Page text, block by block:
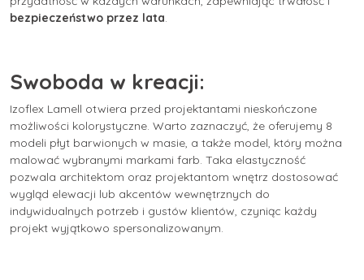
bezpieczeństwo przez lata.
Swoboda w kreacji:
Izoflex Lamell otwiera przed projektantami nieskończone
możliwości kolorystyczne. Warto zaznaczyć, że oferujemy 8
modeli płyt barwionych w masie, a także model, który można
malować wybranymi markami farb. Taka elastyczność
pozwala architektom oraz projektantom wnętrz dostosować
wygląd elewacji lub akcentów wewnętrznych do
indywidualnych potrzeb i gustów klientów, czyniąc każdy
projekt wyjątkowo spersonalizowanym.